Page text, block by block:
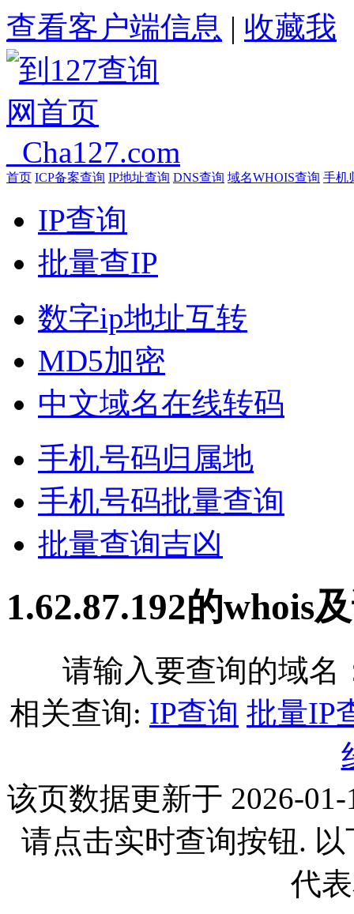
查看客户端信息 | 收藏我
首页 ICP备案查询 IP地址查询 DNS查询 域名WHOIS查询 手机
IP查询
批量查IP
数字ip地址互转
MD5加密
中文域名在线转码
手机号码归属地
手机号码批量查询
批量查询吉凶
1.62.87.192的whois
请输入要查询的域名
相关查询: IP查询 批量IP
该页数据更新于 2026-
请点击实时查询按钮.
代